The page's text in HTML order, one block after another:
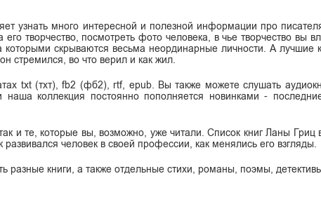
узнать много интересной и полезной информации про
творчество, посмотреть фото человека, в чье творчество вы
скрываются весьма неординарные личности. А лучшие
стремился, во что верил и как жил.
txt (тхт), fb2 (фб2), rtf, epub. Вы также можете слушать
коллекция постоянно пополняется новинками -
и те, которые вы, возможно, уже читали. Список книг Ланы Гриц
человек в своей профессии, как менялись его взгляды.
разные книги, а также отдельные стихи, романы, поэмы,